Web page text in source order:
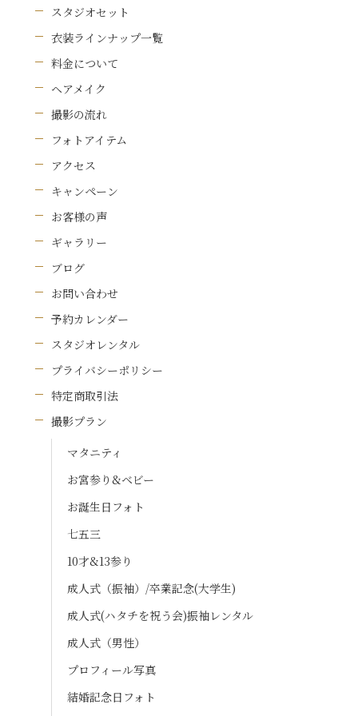
スタジオセット
衣装ラインナップ一覧
料金について
ヘアメイク
撮影の流れ
フォトアイテム
アクセス
キャンペーン
お客様の声
ギャラリー
ブログ
お問い合わせ
予約カレンダー
スタジオレンタル
プライバシーポリシー
特定商取引法
撮影プラン
マタニティ
お宮参り&ベビー
お誕生日フォト
七五三
10才&13参り
成人式（振袖）/卒業記念(大学生)
成人式(ハタチを祝う会)振袖レンタル
成人式（男性）
プロフィール写真
結婚記念日フォト